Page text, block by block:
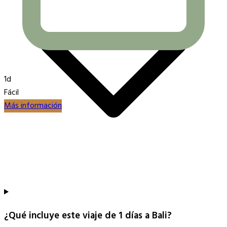
1d
Fácil
Más información
¿Qué incluye este viaje de 1 días a Bali?